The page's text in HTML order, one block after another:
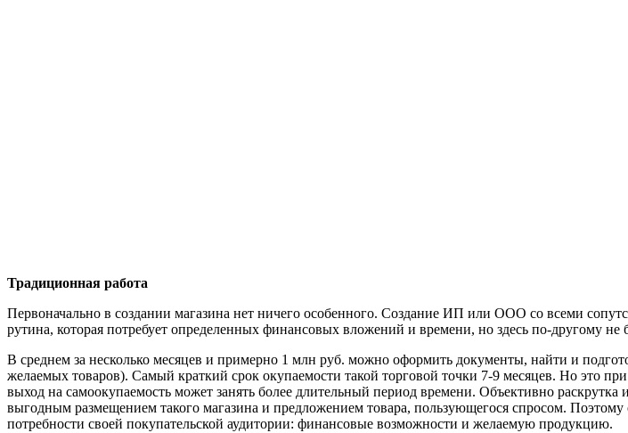
Традиционная работа
Первоначально в создании магазина нет ничего особенного. Создание ИП или ООО со всеми
рутина, которая потребует определенных финансовых вложений и времени, но здесь по-другому не
В среднем за несколько месяцев и примерно 1 млн руб. можно оформить документы, найти и
желаемых товаров). Самый краткий срок окупаемости такой торговой точки 7-9 месяцев. Но это
выход на самоокупаемость может занять более длительный период времени. Объективно
выгодным размещением такого магазина и предложением товара, пользующегося спросом.
потребности своей покупательской аудитории: финансовые возможности и желаемую продукцию.